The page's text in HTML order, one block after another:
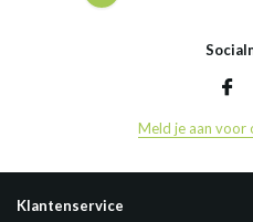
Meld je aan voor
Klantenservice